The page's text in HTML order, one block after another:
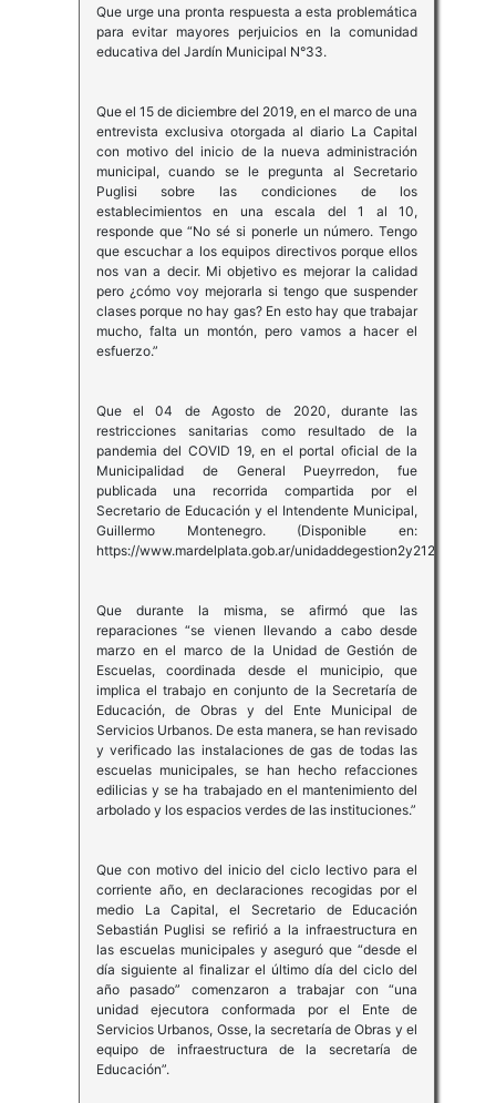
Que urge una pronta respuesta a esta problemática
para evitar mayores perjuicios en la comunidad
educativa del Jardín Municipal N°33.
Que el 15 de diciembre del 2019, en el marco de una
entrevista exclusiva otorgada al diario La Capital
con motivo del inicio de la nueva administración
municipal, cuando se le pregunta al Secretario
Puglisi sobre las condiciones de los
establecimientos en una escala del 1 al 10,
responde que “No sé si ponerle un número. Tengo
que escuchar a los equipos directivos porque ellos
nos van a decir. Mi objetivo es mejorar la calidad
pero ¿cómo voy mejorarla si tengo que suspender
clases porque no hay gas? En esto hay que trabajar
mucho, falta un montón, pero vamos a hacer el
esfuerzo.”
Que el 04 de Agosto de 2020, durante las
restricciones sanitarias como resultado de la
pandemia del COVID 19, en el portal oficial de la
Municipalidad de General Pueyrredon, fue
publicada una recorrida compartida por el
Secretario de Educación y el Intendente Municipal,
Guillermo Montenegro. (Disponible en:
https://www.mardelplata.gob.ar/unidaddegestion2y212)
Que durante la misma, se afirmó que las
reparaciones “se vienen llevando a cabo desde
marzo en el marco de la Unidad de Gestión de
Escuelas, coordinada desde el municipio, que
implica el trabajo en conjunto de la Secretaría de
Educación, de Obras y del Ente Municipal de
Servicios Urbanos. De esta manera, se han revisado
y verificado las instalaciones de gas de todas las
escuelas municipales, se han hecho refacciones
edilicias y se ha trabajado en el mantenimiento del
arbolado y los espacios verdes de las instituciones.”
Que con motivo del inicio del ciclo lectivo para el
corriente año, en declaraciones recogidas por el
medio La Capital, el Secretario de Educación
Sebastián Puglisi se refirió a la infraestructura en
las escuelas municipales y aseguró que “desde el
día siguiente al finalizar el último día del ciclo del
año pasado” comenzaron a trabajar con “una
unidad ejecutora conformada por el Ente de
Servicios Urbanos, Osse, la secretaría de Obras y el
equipo de infraestructura de la secretaría de
Educación”.